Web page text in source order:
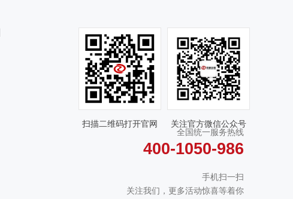
扫描二维码打开官网
关注官方微信公众号
全国统一服务热线
400-1050-986
手机扫一扫
关注我们，更多活动惊喜等着你